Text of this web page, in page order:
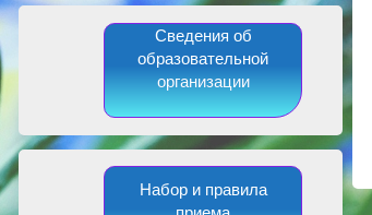
Сведения об
образовательной
организации
Набор и правила